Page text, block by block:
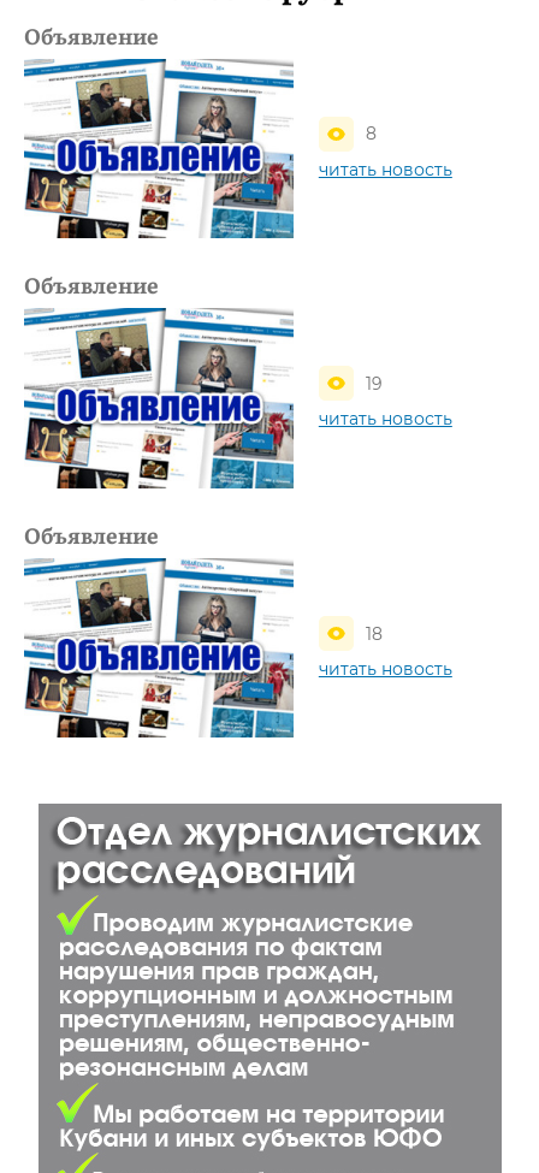
Объявление
8
читать новость
Объявление
19
читать новость
Объявление
18
читать новость